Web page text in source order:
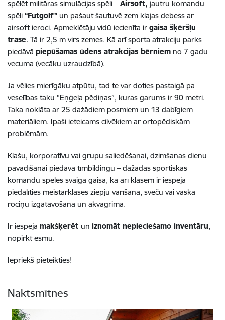
spēlēt militāras simulācijas spēli –Airsoft, jautru komandu
spēli “Futgolf” un pašaut šautuvē zem klajas debess ar
airsoft ieroci. Apmeklētāju vidū iecienīta ir gaisa šķēršļu
trase. Tā ir 2,5 m virs zemes. Kā arī sporta atrakciju parks
piedāvā piepūšamas ūdens atrakcijas bērniem no 7 gadu
vecuma (vecāku uzraudzībā).
Ja vēlies mierīgāku atpūtu, tad te var doties pastaigā pa
veselības taku “Eņģeļa pēdiņas”, kuras garums ir 90 metri.
Taka noklāta ar 25 dažādiem posmiem un 13 dabīgiem
materiāliem. Īpaši ieteicams cilvēkiem ar ortopēdiskām
problēmām.
Klašu, korporatīvu vai grupu saliedēšanai, dzimšanas dienu
pavadīšanai piedāvā tīmbildingu – dažādas sportiskas
komandu spēles svaigā gaisā, kā arī klasēm ir iespēja
piedalīties meistarklasēs ziepju vārīšanā, sveču vai vaska
rociņu izgatavošanā un akvagrimā.
Ir iespēja makšķerēt un iznomāt nepieciešamo inventāru,
nopirkt ēsmu.
Iepriekš pieteikties!
Naktsmītnes